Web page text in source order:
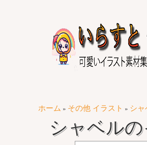
ホーム » その他 イラスト » シャ
シャベル